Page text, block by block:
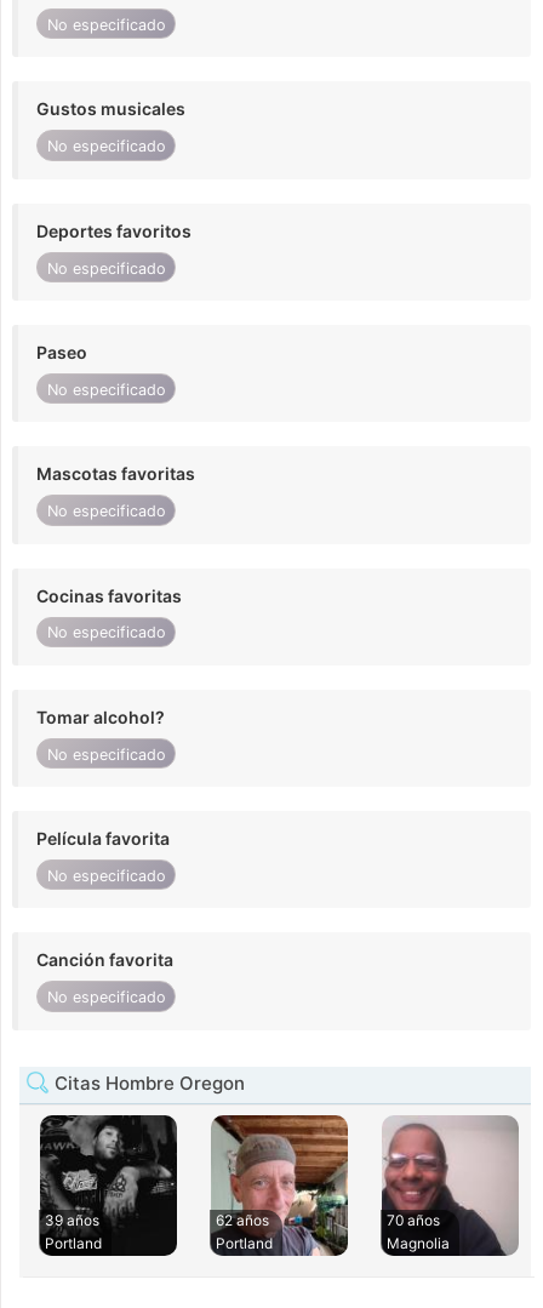
No especificado
Gustos musicales
No especificado
Deportes favoritos
No especificado
Paseo
No especificado
Mascotas favoritas
No especificado
Cocinas favoritas
No especificado
Tomar alcohol?
No especificado
Película favorita
No especificado
Canción favorita
No especificado
Citas Hombre Oregon
39 años
Portland
62 años
Portland
70 años
Magnolia